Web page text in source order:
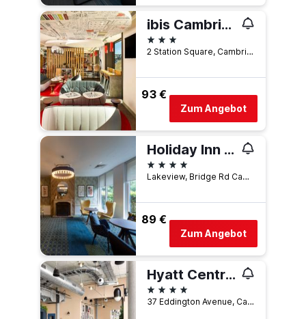
ibis Cambridge Central Station
3 Sterne
2 Station Square, Cambridge, Großbritannien
93 €
Zum Angebot
Holiday Inn Cambridge By IHG
4 Sterne
Lakeview, Bridge Rd Cambridge CB24 9PH, Cambridge, Großbritannien
89 €
Zum Angebot
Hyatt Centric Cambridge
4 Sterne
37 Eddington Avenue, Cambridge, Großbritannien